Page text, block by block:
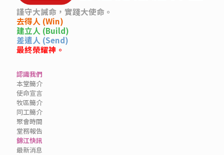
謹守大誡命，實踐大使命。
去得人 (Win)
建立人 (Build)
差遣人 (Send)
最終榮耀神。
認識我們
本堂簡介
使命宣言
牧區簡介
同工簡介
聚會時間
堂務報告
錦江快訊
最新消息